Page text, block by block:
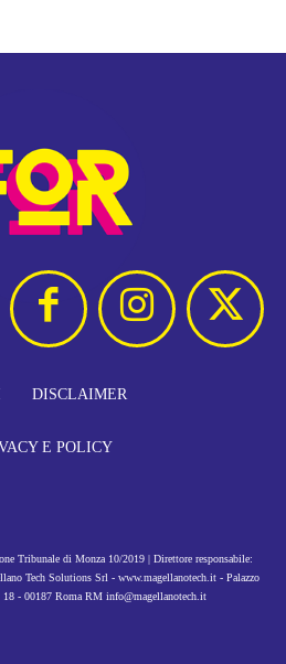
DISCLAIMER
E POLICY
Tribunale di Monza 10/2019 | Direttore responsabile:
Tech Solutions Srl - www.magellanotech.it - Palazzo
18 - 00187 Roma RM info@magellanotech.it